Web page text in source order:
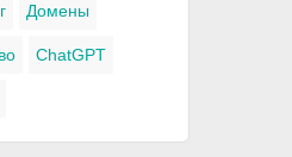
Домены
ChatGPT